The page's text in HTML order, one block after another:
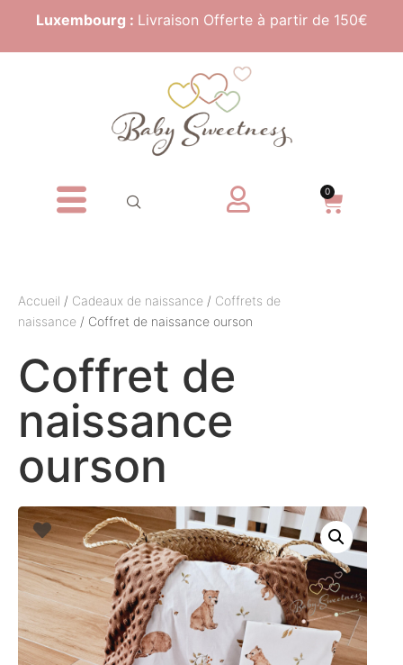
Luxembourg : Livraison Offerte à partir de 150€
0
Accueil / Cadeaux de naissance / Coffrets de
naissance / Coffret de naissance ourson
Coffret de
naissance
ourson